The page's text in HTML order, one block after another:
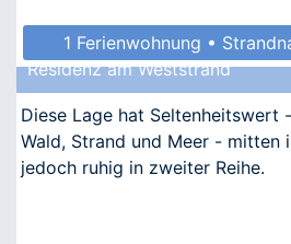
1 Ferienwohnung •
Residenz am Weststrand
Diese Lage hat Seltenheitswert
Wald, Strand und Meer - mitten
jedoch ruhig in zweiter Reihe.